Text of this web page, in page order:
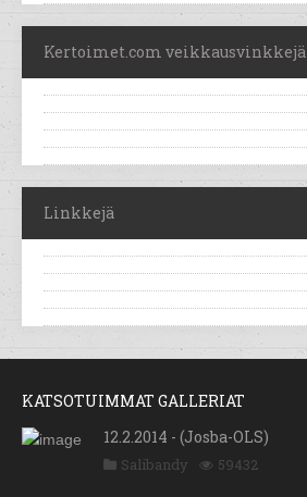
Kertoimet.com veikkausvinkkejä
Linkkejä
KATSOTUIMMAT GALLERIAT
12.2.2014 - (Josba-OLS)
Salibandy 59432